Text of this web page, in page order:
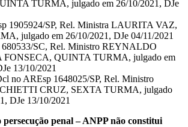
TURMA, julgado em 26/10/2021, DJe
1905924/SP, Rel. Ministra LAURITA VAZ,
julgado em 26/10/2021, DJe 04/11/2021
SC, Rel. Ministro REYNALDO
FONSECA, QUINTA TURMA, julgado em
13/10/2021
no AREsp 1648025/SP, Rel. Ministro
CRUZ, SEXTA TURMA, julgado
DJe 13/10/2021
persecução penal – ANPP não constitui